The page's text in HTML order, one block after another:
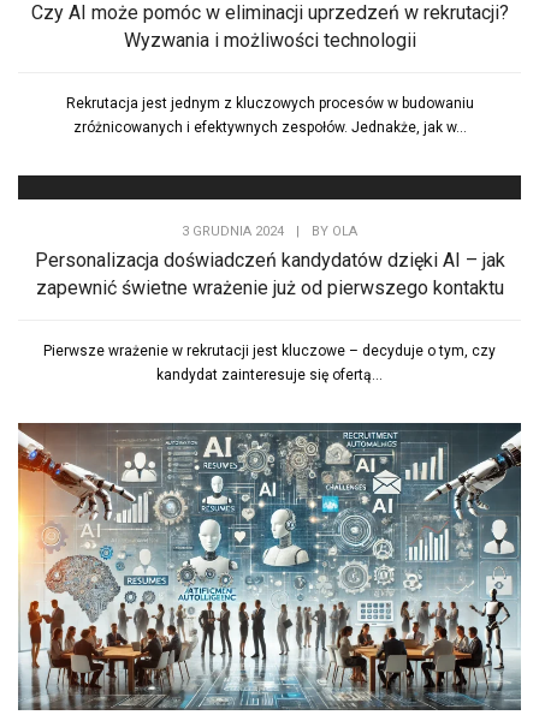
Czy AI może pomóc w eliminacji uprzedzeń w rekrutacji?
Wyzwania i możliwości technologii
Rekrutacja jest jednym z kluczowych procesów w budowaniu
zróżnicowanych i efektywnych zespołów. Jednakże, jak w...
3 GRUDNIA 2024 BY OLA
Personalizacja doświadczeń kandydatów dzięki AI – jak
zapewnić świetne wrażenie już od pierwszego kontaktu
Pierwsze wrażenie w rekrutacji jest kluczowe – decyduje o tym, czy
kandydat zainteresuje się ofertą...